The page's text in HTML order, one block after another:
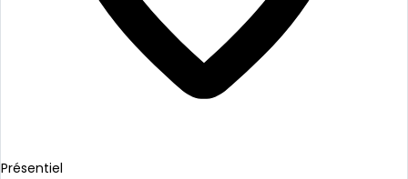
Présentiel